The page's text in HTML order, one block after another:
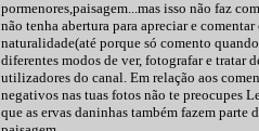
pormenores,paisagem...mas isso não faz
não tenha abertura para apreciar e comentar
naturalidade(até porque só comento
diferentes modos de ver, fotografar e tratar
utilizadores do canal. Em relação aos
negativos nas tuas fotos não te preocupes
que as ervas daninhas também fazem parte